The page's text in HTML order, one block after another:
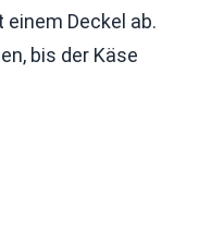
Deckel ab.
bis der Käse